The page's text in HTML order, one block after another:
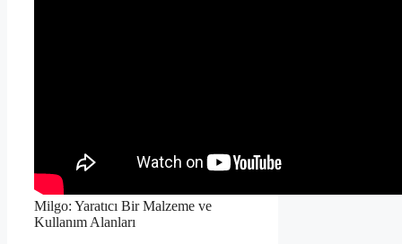
Milgo: Yaratıcı Bir Malzeme ve
Kullanım Alanları